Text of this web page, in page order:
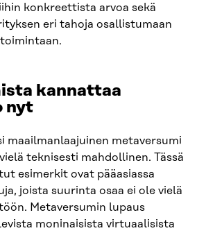
konkreettista arvoa sekä
eri tahoja osallistumaan
kannattaa
nyt
maailmanlaajuinen metaversumi
teknisesti mahdollinen. Tässä
esimerkit ovat pääasiassa
joista suurinta osaa ei ole vielä
Metaversumin lupaus
moninaisista virtuaalisista